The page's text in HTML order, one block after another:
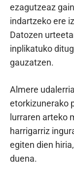
ezagutzeaz
indartzeko ere
Datozen
inplikatuko
gauzatzen.
Almere
etorkizunerako
lurraren arteko
harrigarriz
egiten dien
duena.